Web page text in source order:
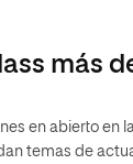
más
en abierto en
temas de